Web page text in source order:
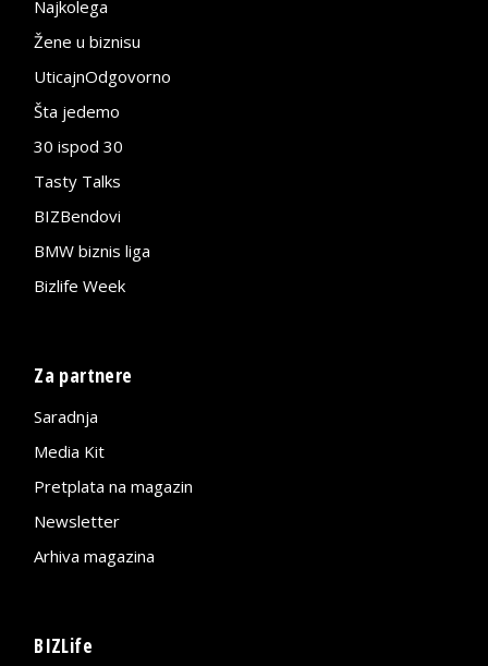
Najkolega
Žene u biznisu
UticajnOdgovorno
Šta jedemo
30 ispod 30
Tasty Talks
BIZBendovi
BMW biznis liga
Bizlife Week
Za partnere
Saradnja
Media Kit
Pretplata na magazin
Newsletter
Arhiva magazina
BIZLife